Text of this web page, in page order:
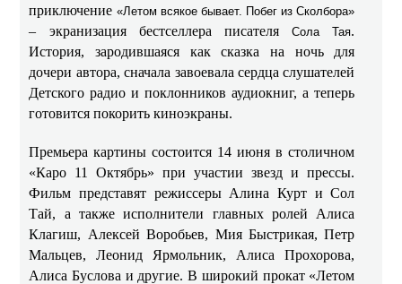
приключение «Летом всякое бывает. Побег из Сколбора»
– экранизация бестселлера писателяСола Тая.
История, зародившаяся как сказка на ночь для
дочери автора, сначала завоевала сердца слушателей
Детского радио и поклонников аудиокниг, а теперь
готовится покорить киноэкраны.
Премьера картины состоится 14 июня в столичном
«Каро 11 Октябрь» при участии звезд и прессы.
Фильм представят режиссеры Алина Курт и Сол
Тай, а также исполнители главных ролей Алиса
Клагиш, Алексей Воробьев, Мия Быстрикая, Петр
Мальцев, Леонид Ярмольник, Алиса Прохорова,
Алиса Буслова и другие. В широкий прокат «Летом